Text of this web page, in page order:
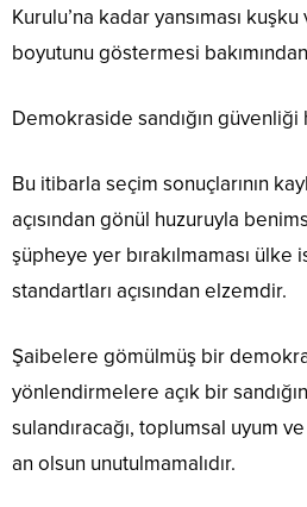
Kurulu’na kadar yansıması
boyutunu göstermesi
Demokraside sandığın
Bu itibarla seçim sonuçlarının
açısından gönül huzuruyla
şüpheye yer bırakılmaması ülke
standartları açısından elzemdir.
Şaibelere gömülmüş bir
yönlendirmelere açık bir
sulandıracağı, toplumsal uyum
an olsun unutulmamalıdır.